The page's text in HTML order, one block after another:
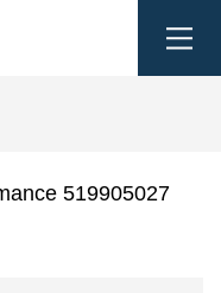
519905027